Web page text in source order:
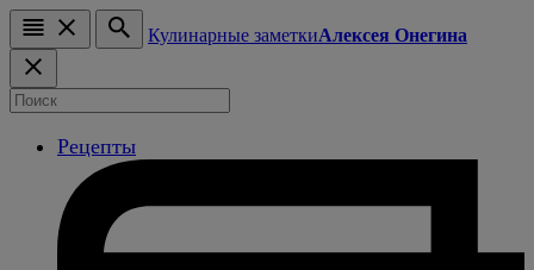
Кулинарные заметкиАлексея Онегина
Рецепты